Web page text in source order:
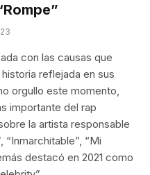
con las causas que
reflejada en sus
orgullo este momento,
importante del rap
la artista responsable
“Mi
destacó en 2021 como